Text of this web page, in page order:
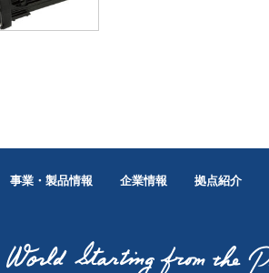
事業・製品情報 企業情報 拠点紹介